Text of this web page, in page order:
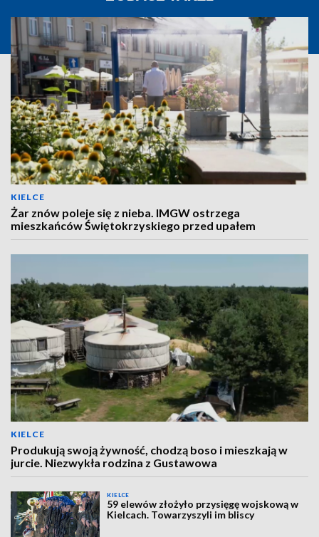
KIELCE
Żar znów poleje się z nieba. IMGW ostrzega
mieszkańców Świętokrzyskiego przed upałem
KIELCE
Produkują swoją żywność, chodzą boso i mieszkają w
jurcie. Niezwykła rodzina z Gustawowa
KIELCE
59 elewów złożyło przysięgę wojskową w
Kielcach. Towarzyszyli im bliscy